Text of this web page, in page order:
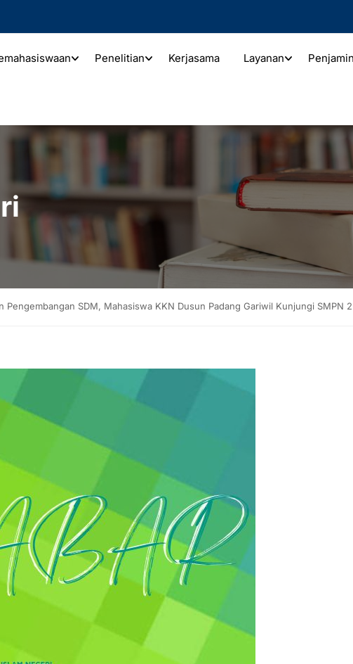
Penelitian Kerjasama Layanan
Pengembangan SDM, Mahasiswa KKN Dusun Padang Gariwil Kunjungi SMPN